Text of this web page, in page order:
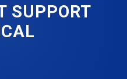
SUPPORT